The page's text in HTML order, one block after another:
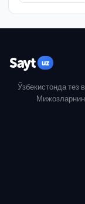
Sayt uz
Ўзбекистонда тез